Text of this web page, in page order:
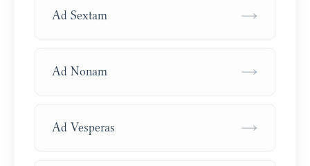
Ad Sextam →
Ad Nonam →
Ad Vesperas →